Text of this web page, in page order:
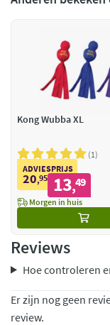
Kong Wubba XL
1
ADVIESPRIJS
20,95 13,49
Morgen in huis
Reviews
Hoe controleren
Er zijn nog geen
review.